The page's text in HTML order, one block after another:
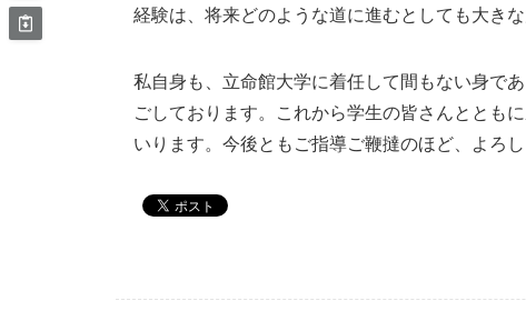
経験は、将来どのような道に進むとしても大きな
私自身も、立命館大学に着任して間もない身で
ごしております。これから学生の皆さんととも
いります。今後ともご指導ご鞭撻のほど、よろし